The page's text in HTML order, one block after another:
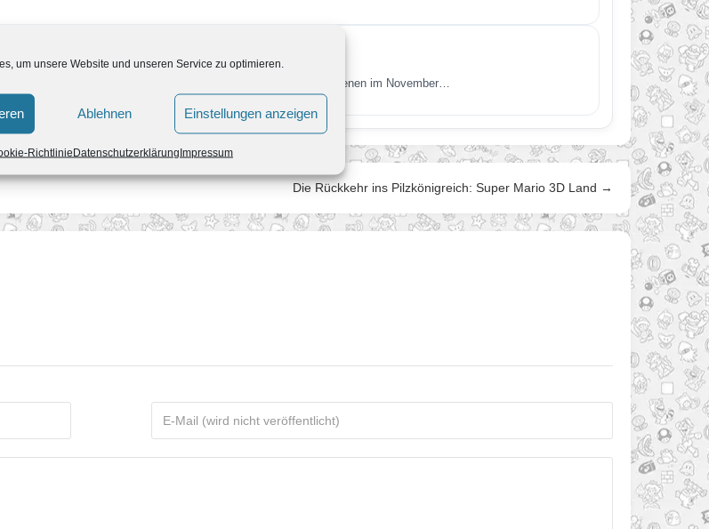
um unsere Website und unseren Service zu optimieren.
Ablehnen Einstellungen anzeigen
RichtlinieDatenschutzerklärungImpressum
Jahren erwartet
dem kollektiven Gedächtnis. Super Mario Galaxy nicht. Erschienen im November…
Die Rückkehr ins Pilzkönigreich: Super Mario 3D Land →